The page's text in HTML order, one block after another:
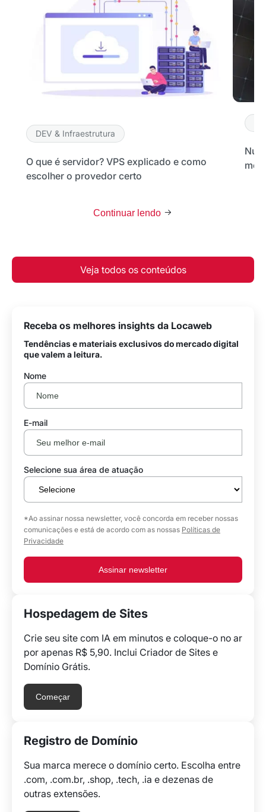
DEV & Infraestrutura
O que é servidor? VPS explicado e como
escolher o provedor certo
Continuar lendo
Veja todos os conteúdos
Receba os melhores insights da Locaweb
Tendências e materiais exclusivos do mercado digital
que valem a leitura.
Nome
E-mail
Selecione sua área de atuação
*Ao assinar nossa newsletter, você concorda em receber nossas
comunicações e está de acordo com as nossas Políticas de
Privacidade
Assinar newsletter
Hospedagem de Sites
Crie seu site com IA em minutos e coloque-o no ar
por apenas R$ 5,90. Inclui Criador de Sites e
Domínio Grátis.
Começar
Registro de Domínio
Sua marca merece o domínio certo. Escolha entre
.com, .com.br, .shop, .tech, .ia e dezenas de
outras extensões.